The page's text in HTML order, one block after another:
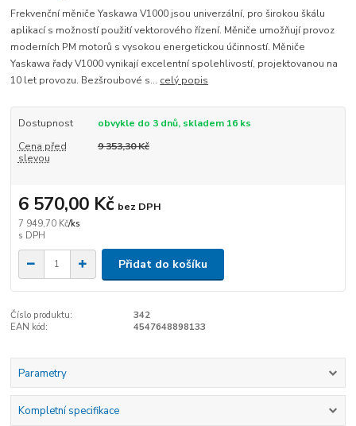
Frekvenční měniče Yaskawa V1000 jsou univerzální, pro širokou škálu
aplikací s možností použití vektorového řízení. Měniče umožňují provoz
moderních PM motorů s vysokou energetickou účinností. Měniče
Yaskawa řady V1000 vynikají excelentní spolehlivostí, projektovanou na
10 let provozu. Bezšroubové s... celý popis
Dostupnost
obvykle do 3 dnů, skladem 16 ks
Cena před
slevou
9 353,30 Kč
7 949,70 Kč/ks
6 570,00 Kč bez DPH
Přidat do košíku
Číslo produktu:
342
EAN kód:
4547648898133
Kompletní specifikace
Parametry